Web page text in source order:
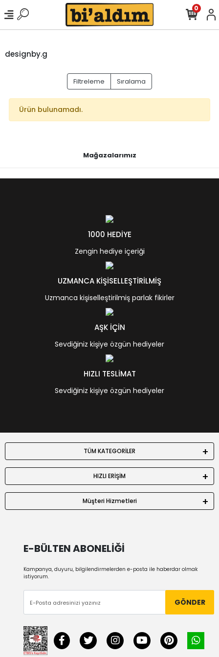
0
designby.g
Filtreleme Sıralama
Ürün bulunamadı.
Mağazalarımız
1000 HEDİYE
Zengin hediye içeriği
UZMANCA KİŞİSELLEŞTİRİLMİŞ
Uzmanca kişiselleştirilmiş parlak fikirler
AŞK İÇİN
Sevdiğiniz kişiye özgün hediyeler
HIZLI TESLİMAT
Sevdiğiniz kişiye özgün hediyeler
TÜM KATEGORİLER
HIZLI ERİŞİM
Müşteri Hizmetleri
E-BÜLTEN ABONELİĞİ
Kampanya, duyuru, bilgilendirmelerden e-posta ile haberdar olmak
istiyorum.
GÖNDER